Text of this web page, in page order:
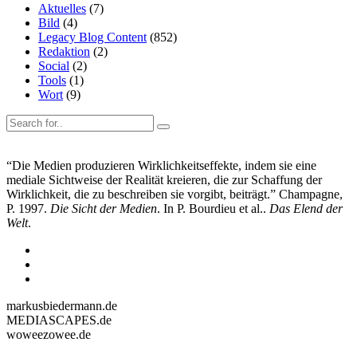
Aktuelles (7)
Bild (4)
Legacy Blog Content (852)
Redaktion (2)
Social (2)
Tools (1)
Wort (9)
“Die Medien produzieren Wirklichkeitseffekte, indem sie eine
mediale Sichtweise der Realität kreieren, die zur Schaffung der
Wirklichkeit, die zu beschreiben sie vorgibt, beiträgt.” Champagne,
P. 1997. Die Sicht der Medien. In P. Bourdieu et al.. Das Elend der
Welt.
markusbiedermann.de
MEDIASCAPES.de
woweezowee.de